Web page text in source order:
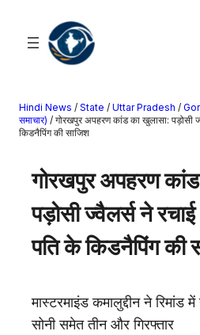
खोजें
खेल
राज्य
आस्था
राष्ट्रीय
करियर
अंतरराष्ट्रीय
Hindi News / State / Uttar Pradesh /
समाचार) / गोरखपुर अपहरण कांड का खुलासा: पड़ोसी
किडनैपिंग की साजिश
गोरखपुर अपहरण
पड़ोसी ज्वैलर्स ने
पति के किडनैपिंग की
मास्टरमाइंड कमालुद्दीन ने रिमांड
सोनी समेत तीन और गिरफ्तार